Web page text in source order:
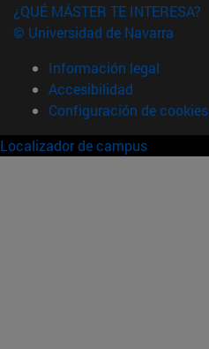
¿QUÉ MÁSTER TE INTERESA?
© Universidad de Navarra
Información legal
Accesibilidad
Configuración de cookies
Localizador de campus